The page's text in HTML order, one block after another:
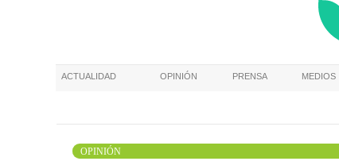
ACTUALIDAD OPINIÓN PRENSA MEDIOS
OPINIÓN